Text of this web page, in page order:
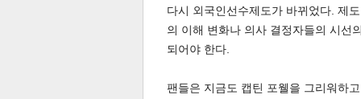
다시 외국인선수제도가 바뀌었다. 제
의 이해 변화나 의사 결정자들의 시선
되어야 한다.
팬들은 지금도 캡틴 포웰을 그리워하